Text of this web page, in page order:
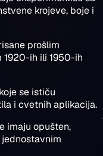
krojeve, boje i
prošlim
1920-ih ili 1950-ih
se ističu
i cvetnih aplikacija.
imaju opušten,